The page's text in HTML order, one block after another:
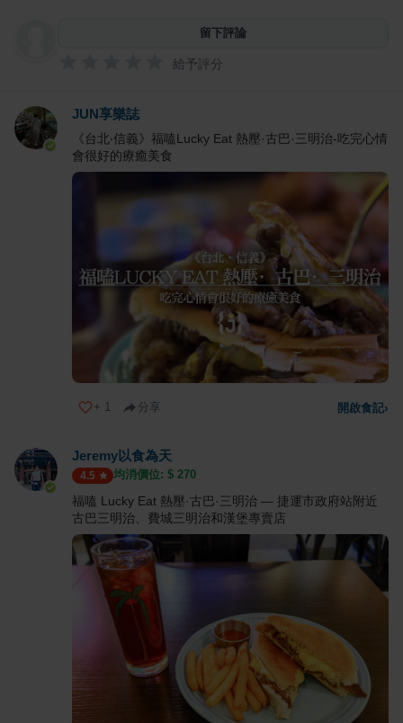
留下評論
給予評分
JUN享樂誌
《台北‧信義》福嗑Lucky Eat 熱壓·古巴·三明治-吃完心情
會很好的療癒美食
+ 1 分享 開啟食記›
Jeremy以食為天
4.5 均消價位: $ 270
福嗑 Lucky Eat 熱壓·古巴·三明治 — 捷運市政府站附近
古巴三明治、費城三明治和漢堡專賣店